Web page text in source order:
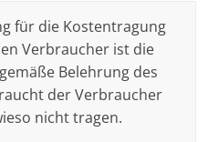
für die Kostentragung
Verbraucher ist die
Belehrung des
der Verbraucher
nicht tragen.